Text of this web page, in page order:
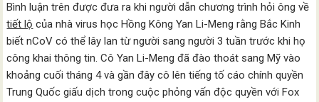
Bình luận trên được đưa ra khi người dẫn chương trình hỏi ông về
tiết lộ của nhà virus học Hồng Kông Yan Li-Meng rằng Bắc Kinh
biết nCoV có thể lây lan từ người sang người 3 tuần trước khi họ
công khai thông tin. Cô Yan Li-Meng đã đào thoát sang Mỹ vào
khoảng cuối tháng 4 và gần đây cô lên tiếng tố cáo chính quyền
Trung Quốc giấu dịch trong cuộc phỏng vấn độc quyền với Fox